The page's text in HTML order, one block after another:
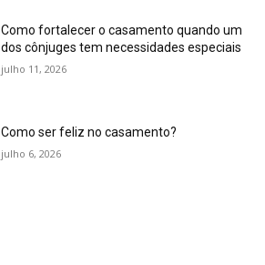
Como fortalecer o casamento quando um
dos cônjuges tem necessidades especiais
julho 11, 2026
Como ser feliz no casamento?
julho 6, 2026